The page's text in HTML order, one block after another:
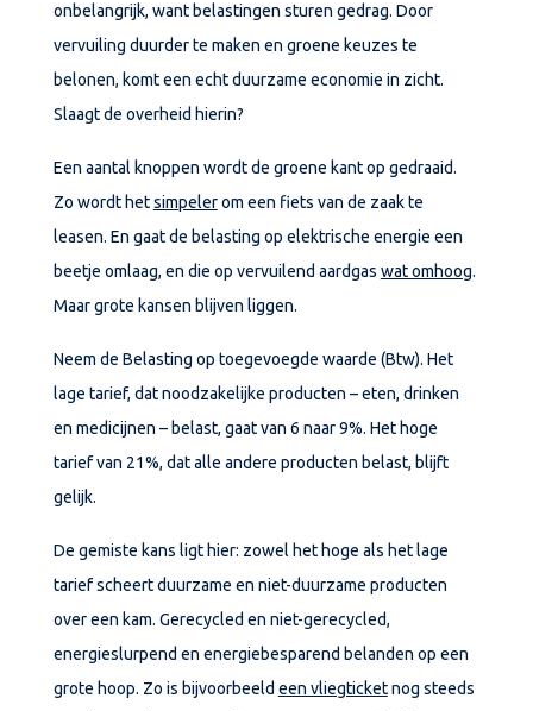
onbelangrijk, want belastingen sturen gedrag. Door
vervuiling duurder te maken en groene keuzes te
belonen, komt een echt duurzame economie in zicht.
Slaagt de overheid hierin?
Een aantal knoppen wordt de groene kant op gedraaid.
Zo wordt hetsimpelerom een fiets van de zaak te
leasen. En gaat de belasting op elektrische energie een
beetje omlaag, en die op vervuilend aardgas wat omhoog.
Maar grote kansen blijven liggen.
Neem de Belasting op toegevoegde waarde (Btw). Het
lage tarief, dat noodzakelijke producten – eten, drinken
en medicijnen – belast, gaat van 6 naar 9%. Het hoge
tarief van 21%, dat alle andere producten belast, blijft
gelijk.
De gemiste kans ligt hier: zowel het hoge als het lage
tarief scheert duurzame en niet-duurzame producten
over een kam. Gerecycled en niet-gerecycled,
energieslurpend en energiebesparend belanden op een
grote hoop. Zo is bijvoorbeeld een vliegticketnog steeds